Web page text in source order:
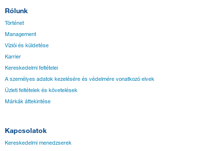
Rólunk
Történet
Management
Víziói és küldetése
Karrier
Kereskedelmi feltételei
A személyes adatok kezelésére és védelmére vonatkozó elvek
Üzleti feltételek és követelések
Márkák áttekintése
Kapcsolatok
Kereskedelmi menedzserek